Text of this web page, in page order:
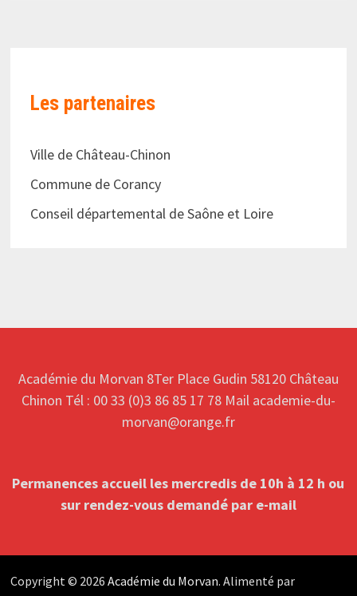
Les partenaires
Ville de Château-Chinon
Commune de Corancy
Conseil départemental de Saône et Loire
Académie du Morvan 8Ter Place Gudin 58120 Château
Chinon Tél : 00 33 (0)3 86 85 17 78 Mail academie-du-
morvan@orange.fr
Permanences accueil les mercredis de 10h à 12 h ou
sur rendez-vous demandé par e-mail
Copyright © 2026 Académie du Morvan. Alimenté par